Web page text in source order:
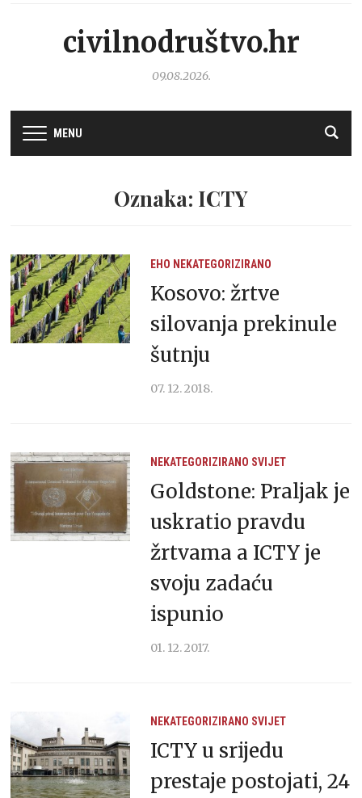
civilnodruštvo.hr
09.08.2026.
MENU
Oznaka: ICTY
EHO NEKATEGORIZIRANO
Kosovo: žrtve
silovanja prekinule
šutnju
07. 12. 2018.
NEKATEGORIZIRANO SVIJET
Goldstone: Praljak je
uskratio pravdu
žrtvama a ICTY je
svoju zadaću
ispunio
01. 12. 2017.
NEKATEGORIZIRANO SVIJET
ICTY u srijedu
prestaje postojati, 24